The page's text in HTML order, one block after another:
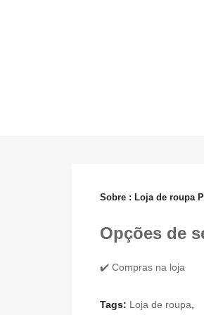
Sobre : Loja de roupa
Opções de
✔️ Compras na loja
Tags: Loja de roupa